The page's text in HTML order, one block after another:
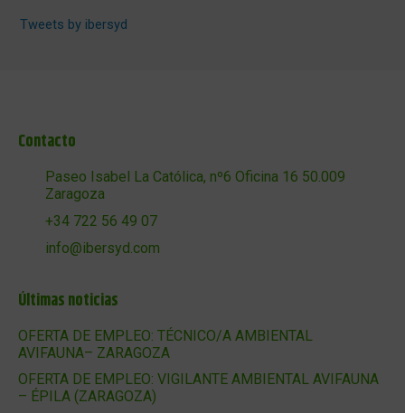
Tweets by ibersyd
Contacto
Paseo Isabel La Católica, nº6 Oficina 16 50.009
Zaragoza
+34 722 56 49 07
info@ibersyd.com
Últimas noticias
OFERTA DE EMPLEO: TÉCNICO/A AMBIENTAL
AVIFAUNA– ZARAGOZA
OFERTA DE EMPLEO: VIGILANTE AMBIENTAL AVIFAUNA
– ÉPILA (ZARAGOZA)